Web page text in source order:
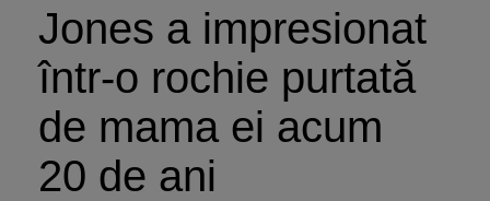
Jones a impresionat
într-o rochie purtată
de mama ei acum
20 de ani